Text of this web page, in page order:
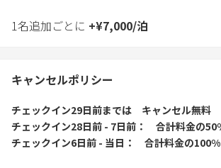
1名追加ごとに +¥7,000/泊
キャンセルポリシー
チェックイン29日前までは
キャンセル無料
チェックイン28日前 - 7日前
合計料金の
チェックイン6日前 - 当日
合計料金の100%